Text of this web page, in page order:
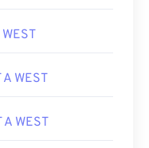
WEST
A WEST
A WEST